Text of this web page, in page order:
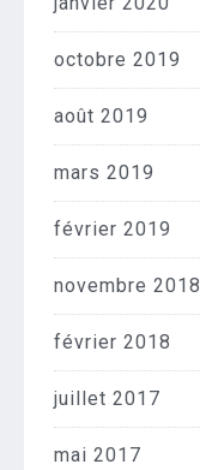
octobre 2019
août 2019
mars 2019
février 2019
novembre 2018
février 2018
juillet 2017
mai 2017